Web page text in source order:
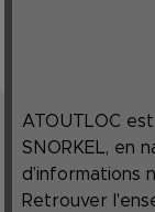
ATOUTLOC
SNORKEL, en
d’informations
Retrouver